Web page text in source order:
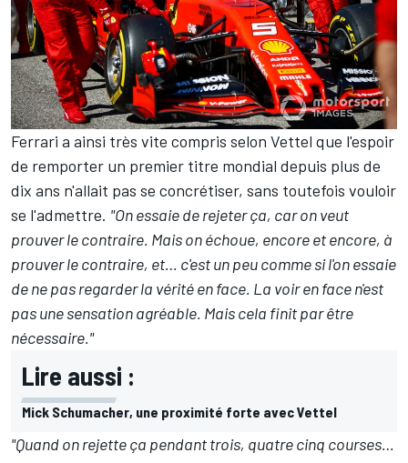
Ferrari a ainsi très vite compris selon Vettel que l'espoir
de remporter un premier titre mondial depuis plus de
dix ans n'allait pas se concrétiser, sans toutefois vouloir
se l'admettre. "On essaie de rejeter ça, car on veut
prouver le contraire. Mais on échoue, encore et encore, à
prouver le contraire, et… c'est un peu comme si l'on essaie
de ne pas regarder la vérité en face. La voir en face n'est
pas une sensation agréable. Mais cela finit par être
nécessaire."
Lire aussi :
Mick Schumacher, une proximité forte avec Vettel
"Quand on rejette ça pendant trois, quatre cinq courses…